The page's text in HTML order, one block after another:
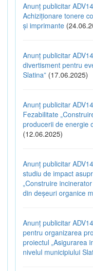
Anunț publicitar
Achiziționare tonere
și imprimante
Anunț publicitar
divertisment pentru
Slatina” (17.06.2025)
Anunț publicitar
Fezabilitate
producerii de energie
(12.06.2025)
Anunț publicitar
studiu de impact
„Construire
din deșeuri organice
Anunț publicitar
pentru organizarea
proiectul „Asigurarea
nivelul municipiului